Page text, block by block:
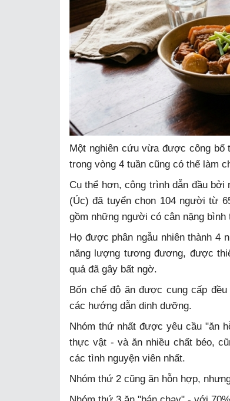
Một nghiên cứu vừa được công bố
trong vòng 4 tuần cũng có thể làm
Cụ thể hơn, công trình dẫn đầu
(Úc) đã tuyển chọn 104 người từ
gồm những người có cân nặng
Họ được phân ngẫu nhiên thành 4
năng lượng tương đương, được
quả đã gây bất ngờ.
Bốn chế độ ăn được cung cấp
các hướng dẫn dinh dưỡng.
Nhóm thứ nhất được yêu cầu "ăn
thực vật - và ăn nhiều chất béo,
các tình nguyện viên nhất.
Nhóm thứ 2 cũng ăn hỗn hợp,